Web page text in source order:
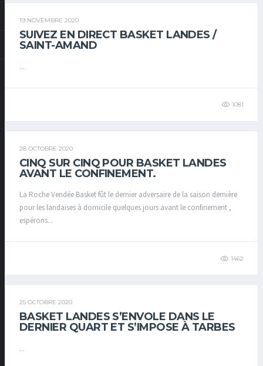
19 NOVEMBRE 2020
SUIVEZ EN DIRECT BASKET LANDES /
SAINT-AMAND
...
1081
28 OCTOBRE 2020
CINQ SUR CINQ POUR BASKET LANDES
AVANT LE CONFINEMENT.
La Roche Vendée Basket fût le dernier adversaire de la saison dernière
pour les landaises à domicile quelques jours avant le confinement ,
espérons...
1462
25 OCTOBRE 2020
BASKET LANDES S’ENVOLE DANS LE
DERNIER QUART ET S’IMPOSE À TARBES
...